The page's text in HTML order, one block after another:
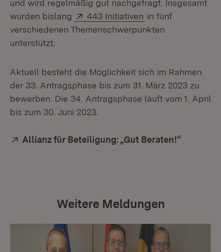
und wird regelmäßig gut nachgefragt. Insgesamt
wurden bislang
Extern:
443 Initiativen (Öffnet in neuem
in fünf
verschiedenen Themenschwerpunkten
unterstützt.
Aktuell besteht die Möglichkeit sich im Rahmen
der 33. Antragsphase bis zum 31. März 2023 zu
bewerben. Die 34. Antragsphase läuft vom 1. April
bis zum 30. Juni 2023.
Extern:
Allianz für Beteiligung: „Gut Beraten!“
Weitere Meldungen